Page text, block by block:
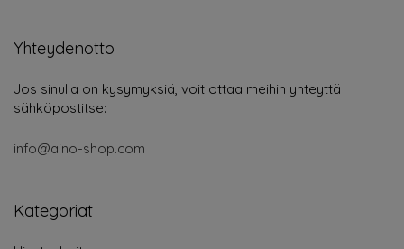
Yhteydenotto
Jos sinulla on kysymyksiä, voit ottaa meihin yhteyttä
sähköpostitse:
info@aino-shop.com
Kategoriat